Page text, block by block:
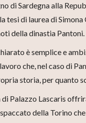
di Sardegna alla
tesi di laurea di
della dinastia Pantoni.
è semplice e
che, nel caso di
storia, per quanto
di Palazzo Lascaris
spaccato della Torino